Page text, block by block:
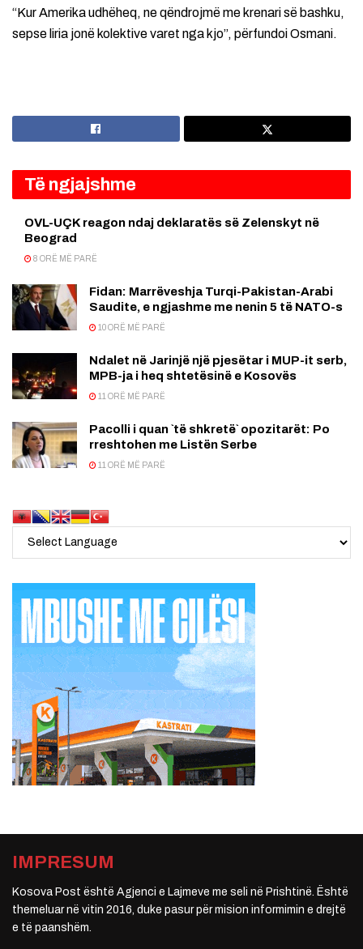
“Kur Amerika udhëheq, ne qëndrojmë me krenari së bashku,
sepse liria jonë kolektive varet nga kjo”, përfundoi Osmani.
Të ngjajshme
OVL-UÇK reagon ndaj deklaratës së Zelenskyt në
Beograd
8 ORË MË PARË
Fidan: Marrëveshja Turqi-Pakistan-Arabi
Saudite, e ngjashme me nenin 5 të NATO-s
10 ORË MË PARË
Ndalet në Jarinjë një pjesëtar i MUP-it serb,
MPB-ja i heq shtetësinë e Kosovës
11 ORË MË PARË
Pacolli i quan `të shkretë` opozitarët: Po
rreshtohen me Listën Serbe
11 ORË MË PARË
IMPRESUM
Kosova Post është Agjenci e Lajmeve me seli në Prishtinë. Është
themeluar në vitin 2016, duke pasur për mision informimin e drejtë
e të paanshëm.